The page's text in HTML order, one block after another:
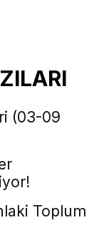
(03-09
Toplum